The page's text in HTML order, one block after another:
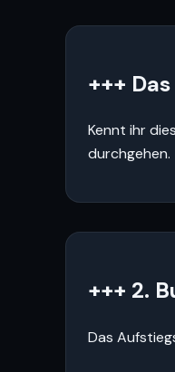
+++
Kennt ihr
durchgehen.
+++ 2.
Das